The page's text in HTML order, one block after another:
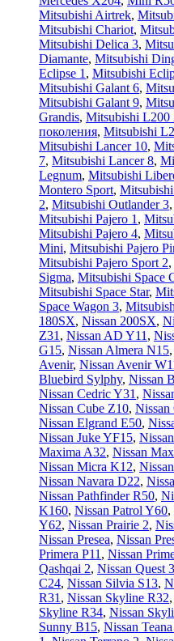
Mitsubishi Airtrek,
Mitsubishi Chariot,
Mitsubishi Delica 3,
Diamante, Mitsubishi
Eclipse 1 , Mitsubishi
Mitsubishi Galant 6,
Mitsubishi Galant 9,
Grandis, Mitsubishi L200
поколения, Mitsubishi
Mitsubishi Lancer 10,
7, Mitsubishi Lancer 8,
Legnum, Mitsubishi
Montero Sport,
2, Mitsubishi Outlander 3,
Mitsubishi Pajero 1 ,
Mitsubishi Pajero 4,
Mini, Mitsubishi Pajero
Mitsubishi Pajero Sport 2,
Sigma, Mitsubishi Space
Mitsubishi Space Star,
Space Wagon 3,
180SX, Nissan 200SX,
Z31 , Nissan AD Y11 ,
G15, Nissan Almera N15,
Avenir, Nissan Avenir
Bluebird Sylphy, Nissan
Nissan Cedric Y31 ,
Nissan Cube Z10, Nissan
Nissan Elgrand E50,
Nissan Juke YF15,
Maxima A32, Nissan
Nissan Micra K12,
Nissan Navara D22,
Nissan Pathfinder R50,
K160, Nissan Patrol Y60,
Y62, Nissan Prairie 2,
Nissan Presea, Nissan
Primera P11 , Nissan
Qashqai 2, Nissan Quest 3
C24, Nissan Silvia S13,
R31 , Nissan Skyline R32,
Skyline R34, Nissan
Sunny B15, Nissan Teana